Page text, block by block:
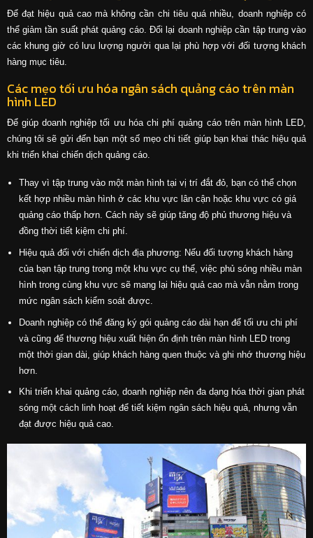
Để đạt hiệu quả cao mà không cần chi tiêu quá nhiều, doanh nghiệp có
thể giảm tần suất phát quảng cáo. Đổi lại doanh nghiệp cần tập trung vào
các khung giờ có lưu lượng người qua lại phù hợp với đối tượng khách
hàng mục tiêu.
Các mẹo tối ưu hóa ngân sách quảng cáo trên màn
hình LED
Để giúp doanh nghiệp tối ưu hóa chi phí quảng cáo trên màn hình LED,
chúng tôi sẽ gửi đến bạn một số mẹo chi tiết giúp bạn khai thác hiệu quả
khi triển khai chiến dịch quảng cáo.
Thay vì tập trung vào một màn hình tại vị trí đắt đỏ, bạn có thể chọn
kết hợp nhiều màn hình ở các khu vực lân cận hoặc khu vực có giá
quảng cáo thấp hơn. Cách này sẽ giúp tăng độ phủ thương hiệu và
đồng thời tiết kiệm chi phí.
Hiệu quả đối với chiến dịch địa phương: Nếu đối tượng khách hàng
của bạn tập trung trong một khu vực cụ thể, việc phủ sóng nhiều màn
hình trong cùng khu vực sẽ mang lại hiệu quả cao mà vẫn nằm trong
mức ngân sách kiểm soát được.
Doanh nghiệp có thể đăng ký gói quảng cáo dài hạn để tối ưu chi phí
và cũng để thương hiệu xuất hiện ổn định trên màn hình LED trong
một thời gian dài, giúp khách hàng quen thuộc và ghi nhớ thương hiệu
hơn.
Khi triển khai quảng cáo, doanh nghiệp nên đa dạng hóa thời gian phát
sóng một cách linh hoạt để tiết kiệm ngân sách hiệu quả, nhưng vẫn
đạt được hiệu quả cao.